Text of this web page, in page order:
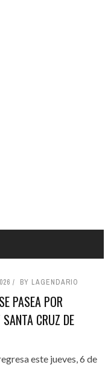
BY LAGENDARIO
PASEA POR
CRUZ DE
este jueves, 6 de